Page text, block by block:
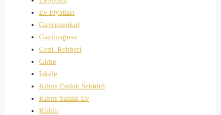
Ev Fiyatları
Gayrimenkul
Gazimağusa
Gezi. Rehberi
Girne
İskele
Kıbrıs Emlak Sektörü
Kıbrıs Satılık Ev
Kültür